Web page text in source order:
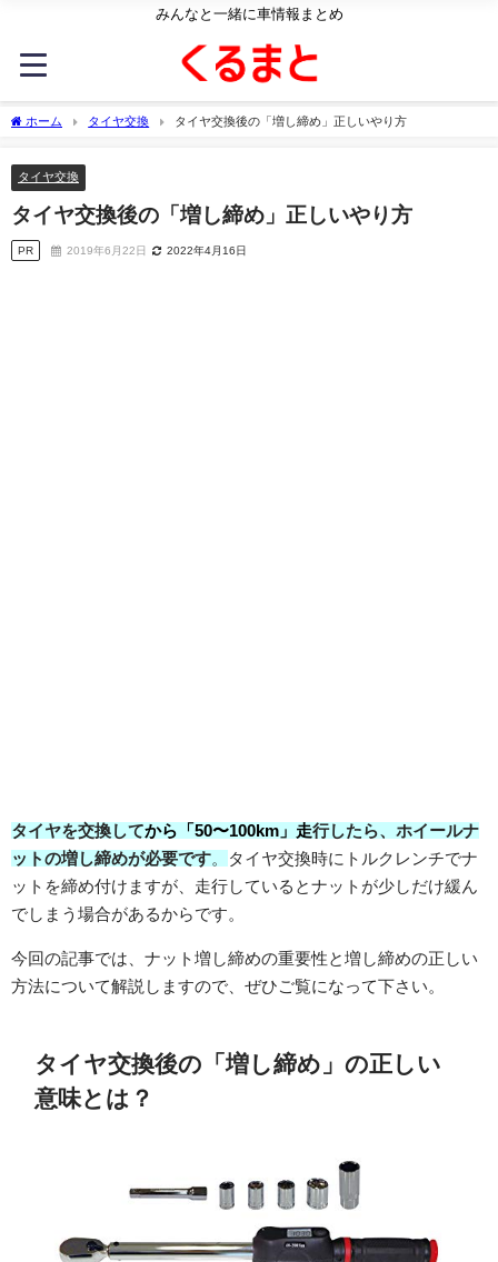
みんなと一緒に車情報まとめ
ホーム タイヤ交換 タイヤ交換後の「増し締め」正しいやり方
タイヤ交換
タイヤ交換後の「増し締め」正しいやり方
PR 2019年6月22日 2022年4月16日
タイヤを交換してから「50〜100km」走行したら、ホイールナ
ットの増し締めが必要です。
タイヤ交換時にトルクレンチでナ
ットを締め付けますが、走行しているとナットが少しだけ緩ん
でしまう場合があるからです。
今回の記事では、ナット増し締めの重要性と増し締めの正しい
方法について解説しますので、ぜひご覧になって下さい。
タイヤ交換後の「増し締め」の正しい
意味とは？